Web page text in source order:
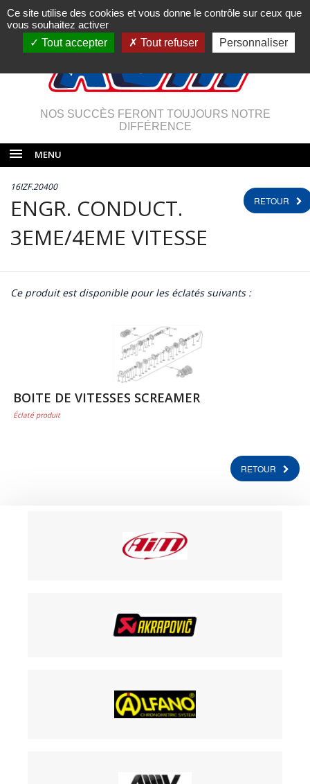
NOS SUCCÈS FERONT TOUJOURS NOTRE
DIFFÉRENCE
MENU
RETOUR
16IZF.20400
ENGR. CONDUCT.
3EME/4EME VITESSE
Ce produit est disponible pour les éclatés suivants :
BOITE DE VITESSES SCREAMER
Éclaté produit
RETOUR
Ce site utilise des cookies et vous donne le contrôle sur ceux que
vous souhaitez activer
Tout accepter
Tout refuser Personnaliser